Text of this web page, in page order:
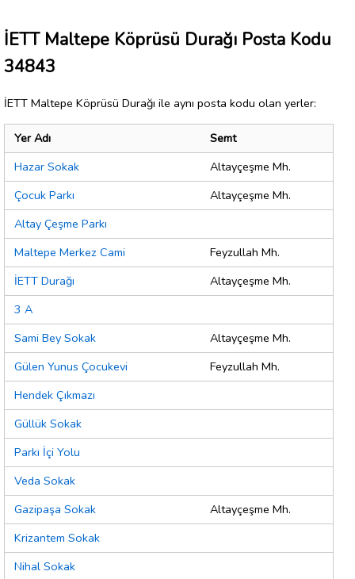
İETT Maltepe Köprüsü Durağı Posta Kodu
34843
İETT Maltepe Köprüsü Durağı ile aynı posta kodu olan yerler:
Yer Adı
Semt
Hazar Sokak
Altayçeşme Mh.
Çocuk Parkı
Altayçeşme Mh.
Altay Çeşme Parkı
Maltepe Merkez Cami
Feyzullah Mh.
İETT Durağı
Altayçeşme Mh.
3 A
Sami Bey Sokak
Altayçeşme Mh.
Gülen Yunus Çocukevi
Feyzullah Mh.
Hendek Çıkmazı
Güllük Sokak
Parkı İçi Yolu
Veda Sokak
Gazipaşa Sokak
Altayçeşme Mh.
Krizantem Sokak
Nihal Sokak